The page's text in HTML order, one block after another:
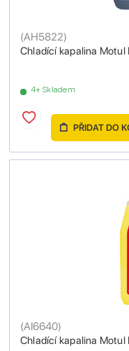
Chladící kapalina
(AH5822)
4+ Skladem
PŘIDAT DO
Chladící kapalina
(AI6640)